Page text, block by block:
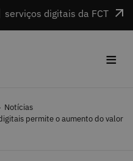
serviços digitais da FCT
≡
Notícias
permite o aumento do valor